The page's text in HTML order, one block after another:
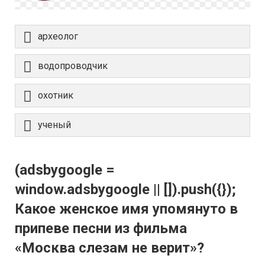
археолог
водопроводчик
охотник
ученый
(adsbygoogle =
window.adsbygoogle || []).push({});
Какое женское имя упомянуто в
припеве песни из фильма
«Москва слезам не верит»?